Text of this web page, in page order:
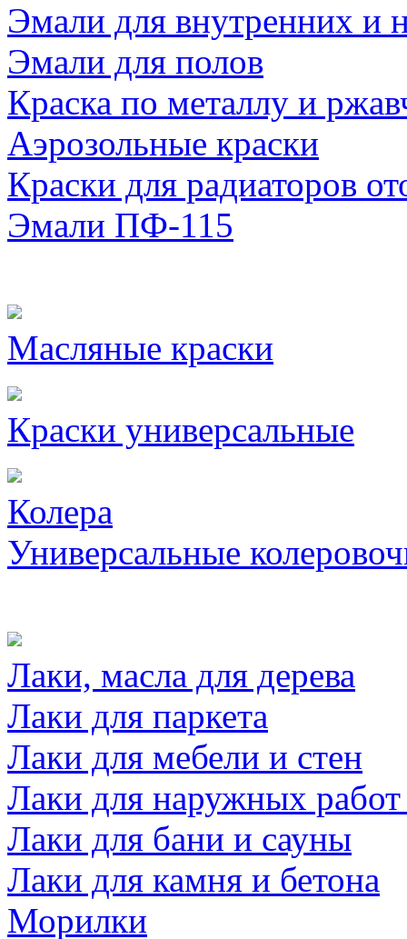
Эмали для внутренних и
Эмали для полов
Краска по металлу и
Аэрозольные краски
Краски для радиаторов
Эмали ПФ-115
Масляные краски
Краски универсальные
Колера
Универсальные
Лаки, масла для дерева
Лаки для паркета
Лаки для мебели и стен
Лаки для наружных
Лаки для бани и сауны
Лаки для камня и бетона
Морилки